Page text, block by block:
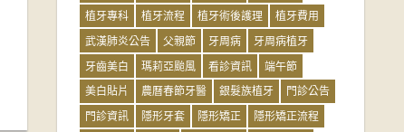
植牙專科
植牙流程 植牙術後護理
植牙費用
武漢肺炎公告
父親節 牙周病
牙周病植牙
牙齒美白
瑪莉亞颱風 看診資訊
端午節
美白貼片
農曆春節牙醫 銀髮族植牙
門診公告
門診資訊
隱形牙套 隱形矯正
隱形矯正流程